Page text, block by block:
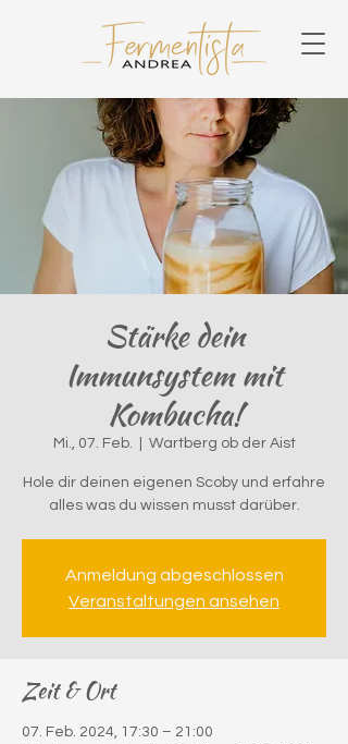
Stärke dein
Immunsystem mit
Kombucha!
Mi., 07. Feb. Wartberg ob der Aist
Hole dir deinen eigenen Scoby und erfahre
alles was du wissen musst darüber.
Anmeldung abgeschlossen
Veranstaltungen ansehen
Zeit & Ort
07. Feb. 2024, 17:30 – 21:00